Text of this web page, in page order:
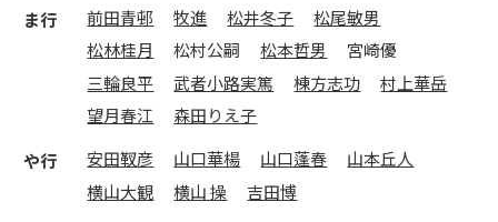
ま行
前田青邨 牧進 松井冬子
松尾敏男
松林桂月
松村公嗣 松本哲男
宮崎優
三輪良平
武者小路実篤 棟方志功
村上華岳
望月春江
森田りえ子
や行
安田靫彦 山口華楊 山口蓬春
山本丘人
横山大観
横山 操 吉田博